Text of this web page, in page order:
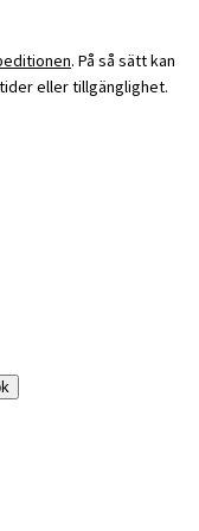
. På så sätt kan
eller tillgänglighet.